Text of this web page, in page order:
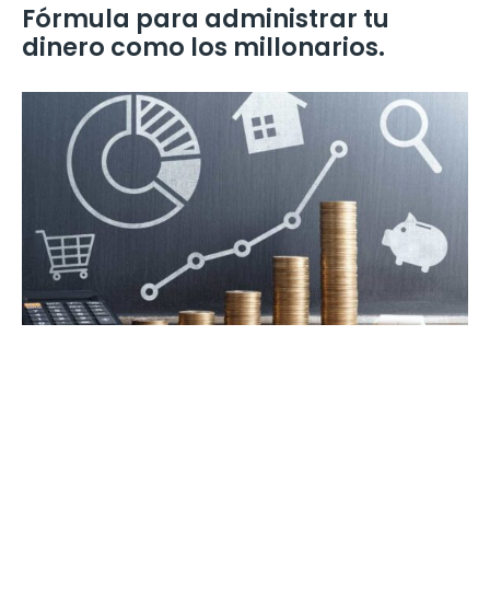
Fórmula para administrar tu
dinero como los millonarios.